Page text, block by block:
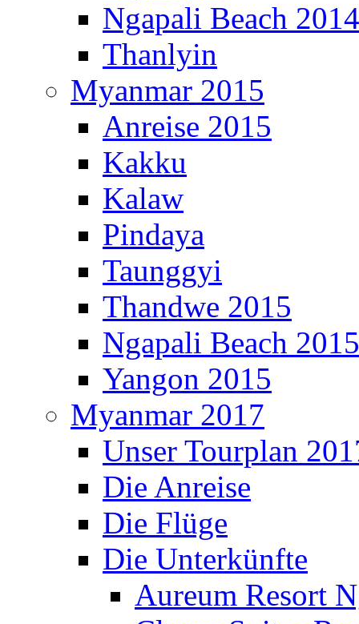
Ngapali Beach 2014
Thanlyin
Myanmar 2015
Anreise 2015
Kakku
Kalaw
Pindaya
Taunggyi
Thandwe 2015
Ngapali Beach 2015
Yangon 2015
Myanmar 2017
Unser Tourplan
Die Anreise
Die Flüge
Die Unterkünfte
Aureum Resort